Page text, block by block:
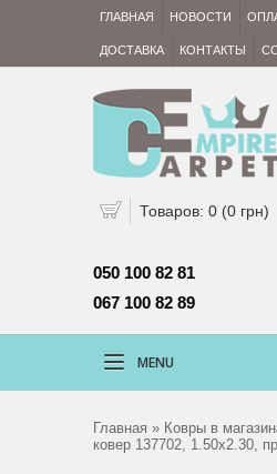
ГЛАВНАЯ НОВОСТИ
ДОСТАВКА КОНТАКТЫ
Товаров: 0 (0 грн)
050 100 82 81
067 100 82 89
MENU
Главная » Ковры в
ковер 137702, 1.50х2.30,